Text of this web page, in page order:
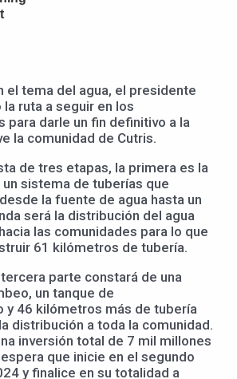
el tema del agua, el presidente
la ruta a seguir en los
para darle un fin definitivo a la
la comunidad de Cutris.
de tres etapas, la primera es la
sistema de tuberías que
la fuente de agua hasta un
será la distribución del agua
las comunidades para lo que
61 kilómetros de tubería.
parte constará de una
un tanque de
y 46 kilómetros más de tubería
distribución a toda la comunidad.
inversión total de 7 mil millones
que inicie en el segundo
y finalice en su totalidad a